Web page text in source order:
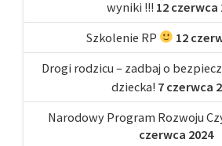
wyniki !!! 12 czerwca
Szkolenie RP
12
Drogi rodzicu – zadbaj o
dziecka! 7 czerwca
Narodowy Program Rozwoju
czerwca 2024